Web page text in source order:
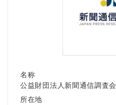
名称
公益財団法人新聞通信調査会
所在地